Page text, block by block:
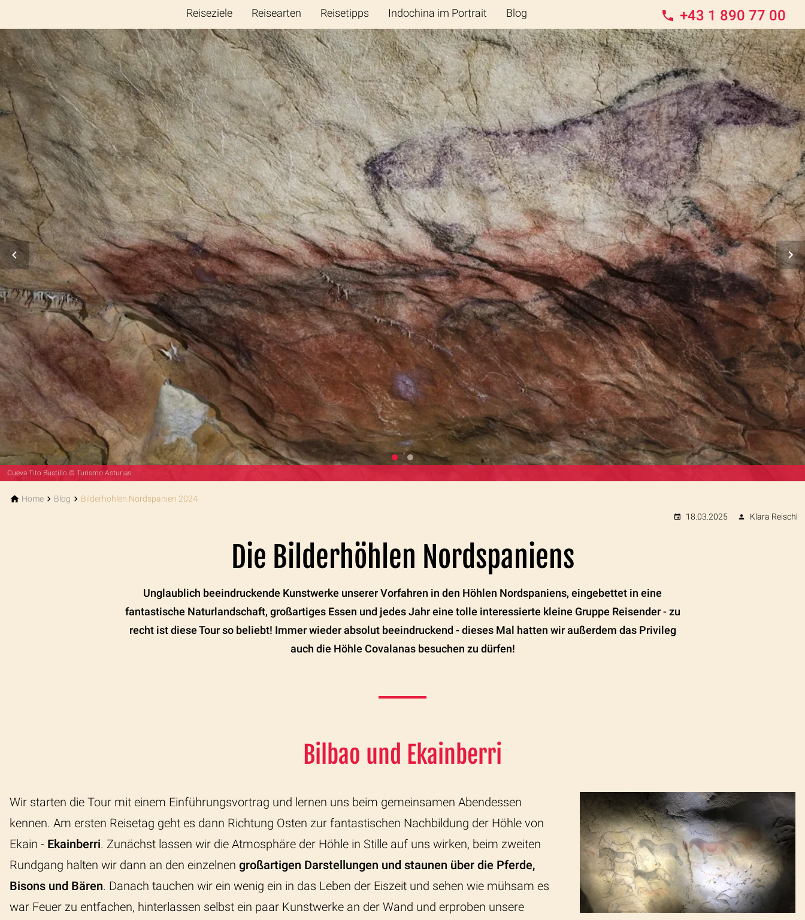
Reiseziele Reisearten Reisetipps Indochina im Portrait Blog +43 1 890 77 00
Cueva Tito Bustillo © Turismo Asturias
Home Blog
Bilderhöhlen Nordspanien 2024
18.03.2025
Klara Reischl
Die Bilderhöhlen Nordspaniens
Unglaublich beeindruckende Kunstwerke unserer Vorfahren in den Höhlen Nordspaniens, eingebettet in eine
fantastische Naturlandschaft, großartiges Essen und jedes Jahr eine tolle interessierte kleine Gruppe Reisender - zu
recht ist diese Tour so beliebt! Immer wieder absolut beeindruckend - dieses Mal hatten wir außerdem das Privileg
auch die Höhle Covalanas besuchen zu dürfen!
Bilbao und Ekainberri
Wir starten die Tour mit einem Einführungsvortrag und lernen uns beim gemeinsamen Abendessen
kennen. Am ersten Reisetag geht es dann Richtung Osten zur fantastischen Nachbildung der Höhle von
Ekain - Ekainberri. Zunächst lassen wir die Atmosphäre der Höhle in Stille auf uns wirken, beim zweiten
Rundgang halten wir dann an den einzelnen großartigen Darstellungen und staunen über die Pferde,
Bisons und Bären. Danach tauchen wir ein wenig ein in das Leben der Eiszeit und sehen wie mühsam es
war Feuer zu entfachen, hinterlassen selbst ein paar Kunstwerke an der Wand und erproben unsere